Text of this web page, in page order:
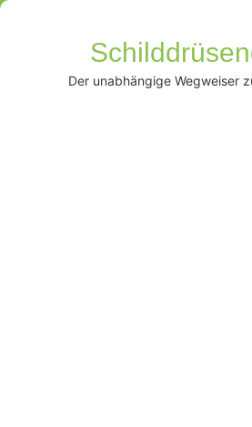
Der unabhängige Wegweiser